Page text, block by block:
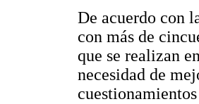
De acuerdo con
con más de
que se realizan
necesidad de